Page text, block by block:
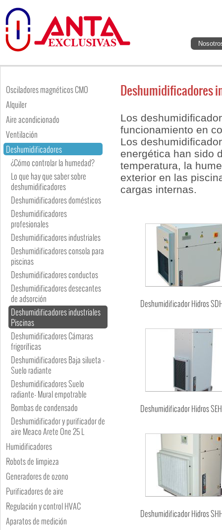
Osciladores magnéticos CMO
Alquiler
Aire acondicionado
Ventilación
Deshumidificadores
¿Cómo controlar la humedad?
Lo que hay que saber sobre
deshumidificadores
Deshumidificadores domésticos
Deshumidificadores
profesionales
Deshumidificadores industriales
Deshumidificadores consola para
piscinas
Deshumidificadores conductos
Deshumidificadores desecantes
de adsorción
Deshumidificadores industriales
Piscinas
Deshumidificadores Cámaras
frigoríficas
Deshumidificadores Baja silueta -
Suelo radiante
Deshumidificadores Suelo
radiante- Mural empotrable
Bombas de condensado
Deshumidificador y purificador de
aire Meaco Arete One 25 L
Humidificadores
Robots de limpieza
Generadores de ozono
Purificadores de aire
Regulación y control HVAC
Aparatos de medición
Deshumidificadores
Los
funcionamiento en
Los
energética han sido
temperatura, la
exterior en las
cargas internas.
Deshumidificador Hidros
Deshumidificador Hidros
Deshumidificador Hidros